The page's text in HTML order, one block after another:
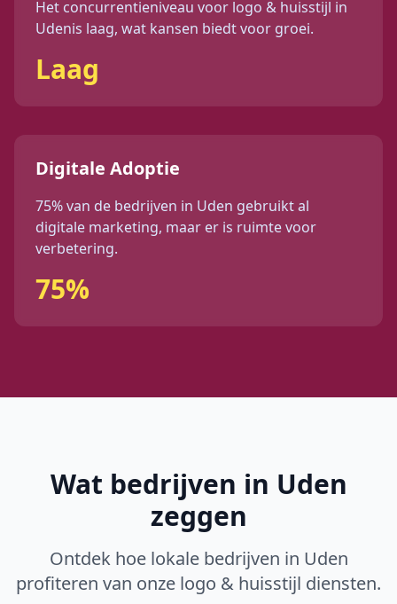
Het concurrentieniveau voor logo & huisstijl in
Udenis laag, wat kansen biedt voor groei.
Laag
Digitale Adoptie
75%van de bedrijven in Uden gebruikt al
digitale marketing, maar er is ruimte voor
verbetering.
75%
Wat bedrijven in Uden
zeggen
Ontdek hoe lokale bedrijven in Uden
profiteren van onze logo & huisstijl diensten.